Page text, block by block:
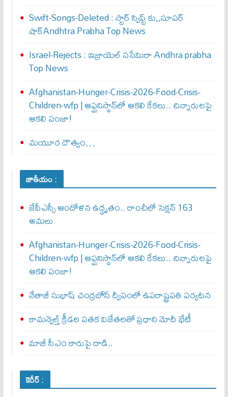
Swift-Songs-Deleted : స్టార్ స్విప్ట్ కు,,సూప‌ర్
షాక్Andhtra Prabha Top News
Israel-Rejects : ఇజ్రాయెల్ స‌సేమిరా Andhra prabha
Top News
Afghanistan-Hunger-Crisis-2026-Food-Crisis-
Children-wfp | ఆఫ్ఘనిస్థాన్‌లో ఆకలి కేకలు.. చిన్నారులపై
ఆకలి పంజా!
మయూర దౌత్యం…
జాతీయం :
జేపీఎస్సీ ఆందోళన ఉద్ధృతం.. రాంచీలో సెక్షన్‌ 163
అమలు
Afghanistan-Hunger-Crisis-2026-Food-Crisis-
Children-wfp | ఆఫ్ఘనిస్థాన్‌లో ఆకలి కేకలు.. చిన్నారులపై
ఆకలి పంజా!
నేతాజీ సుభాష్ చంద్రబోస్ ద్వీపంలో ఉపరాష్ట్రపతి పర్యటన
కామన్వెల్త్‌ క్రీడల పతక విజేతలతో ప్రధాని మోదీ భేటీ
మాజీ సీఎం కారుపై దాడి..
కెరీర్ :